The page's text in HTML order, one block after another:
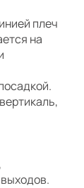
плеч
на